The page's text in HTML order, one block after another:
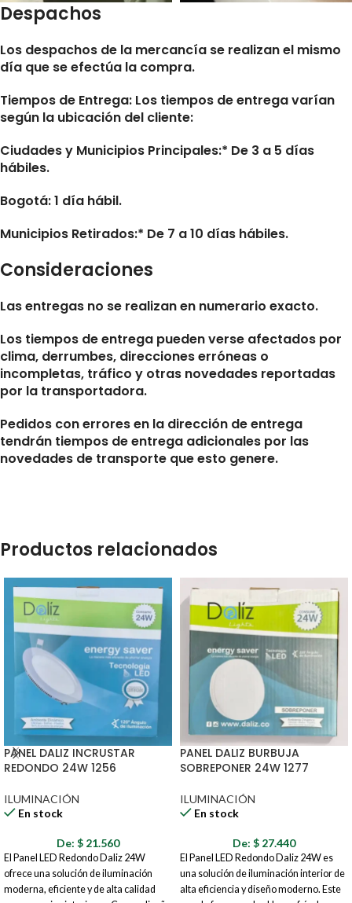
Despachos
Los despachos de la mercancía se realizan el mismo
día que se efectúa la compra.
Tiempos de Entrega: Los tiempos de entrega varían
según la ubicación del cliente:
Ciudades y Municipios Principales:* De 3 a 5 días
hábiles.
Bogotá: 1 día hábil.
Municipios Retirados:* De 7 a 10 días hábiles.
Consideraciones
Las entregas no se realizan en numerario exacto.
Los tiempos de entrega pueden verse afectados por
clima, derrumbes, direcciones erróneas o
incompletas, tráfico y otras novedades reportadas
por la transportadora.
Pedidos con errores en la dirección de entrega
tendrán tiempos de entrega adicionales por las
novedades de transporte que esto genere.
Productos relacionados
PANEL DALIZ INCRUSTAR
REDONDO 24W 1256
ILUMINACIÓN
En stock
De: $ 21.560
El Panel LED Redondo Daliz 24W
ofrece una solución de iluminación
moderna, eficiente y de alta calidad
PANEL DALIZ BURBUJA
SOBREPONER 24W 1277
ILUMINACIÓN
En stock
De: $ 27.440
El Panel LED Redondo Daliz 24W es
una solución de iluminación interior de
alta eficiencia y diseño moderno. Este